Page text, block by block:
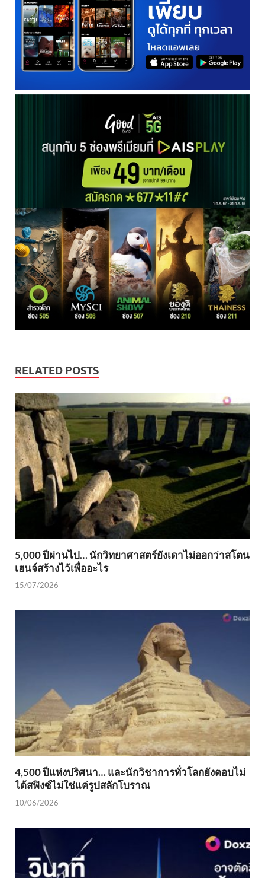
RELATED POSTS
5,000 ปีผ่านไป… นักวิทยาศาสตร์ยังเดาไม่ออกว่าสโตน
เฮนจ์สร้างไว้เพื่ออะไร
15/07/2026
4,500 ปีแห่งปริศนา… และนักวิชาการทั่วโลกยังตอบไม่
ได้สฟิงซ์ไม่ใช่แค่รูปสลักโบราณ
10/06/2026